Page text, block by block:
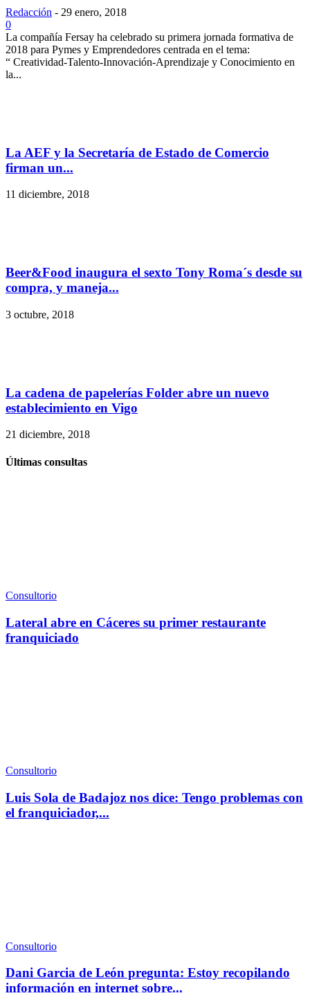
Redacción - 29 enero, 2018
0
La compañía Fersay ha celebrado su primera jornada formativa de
2018 para Pymes y Emprendedores centrada en el tema:
“ Creatividad-Talento-Innovación-Aprendizaje y Conocimiento en
la...
La AEF y la Secretaría de Estado de Comercio
firman un...
11 diciembre, 2018
Beer&Food inaugura el sexto Tony Roma´s desde su
compra, y maneja...
3 octubre, 2018
La cadena de papelerías Folder abre un nuevo
establecimiento en Vigo
21 diciembre, 2018
Últimas consultas
Consultorio
Lateral abre en Cáceres su primer restaurante
franquiciado
Consultorio
Luis Sola de Badajoz nos dice: Tengo problemas con
el franquiciador,...
Consultorio
Dani Garcia de León pregunta: Estoy recopilando
información en internet sobre...